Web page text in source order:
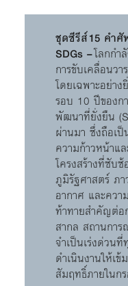
ชุดซีรีส์15 คำศั
SDGs –โลกกำ
การขับเคลื่อนว
โดยเฉพาะอย่า
รอบ 10 ปีของก
พัฒนาที่ยั่งยืน
ผ่านมา ซึ่งถือเ
ความก้าวหน้าแล
โครงสร้างที่ซับ
ภูมิรัฐศาสตร์ ภ
อากาศ และคว
ท้าทายสำคัญต่อ
สากล สถานกา
จำเป็นเร่งด่วน
ดำเนินงานให้เ
สัมฤทธิ์ภายในก